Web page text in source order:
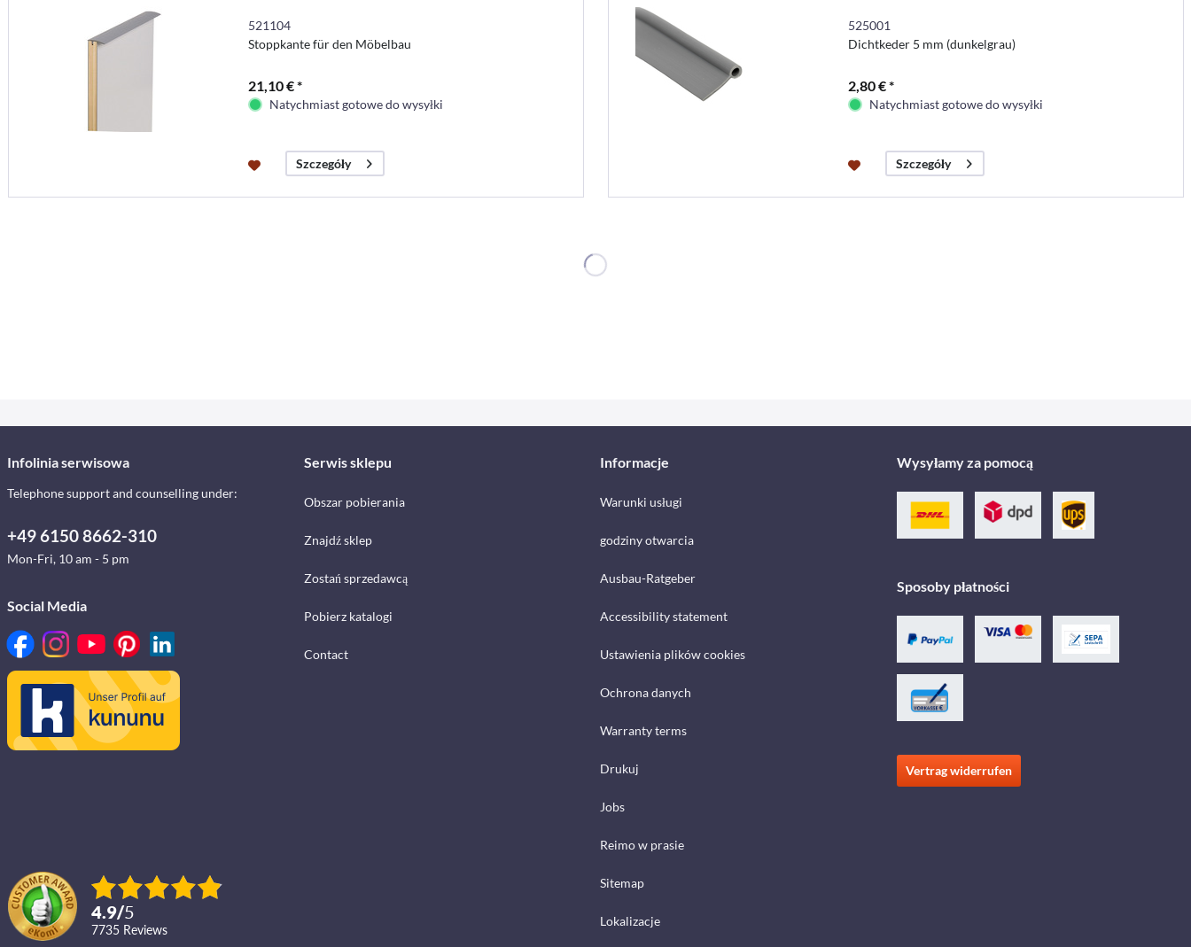
521104
Stoppkante für den Möbelbau
21,10 € *
Natychmiast gotowe do wysyłki
Szczegóły
525001
Dichtkeder 5 mm (dunkelgrau)
2,80 € *
Natychmiast gotowe do wysyłki
Szczegóły
Infolinia serwisowa
Telephone support and counselling under:
+49 6150 8662-310
Mon-Fri, 10 am - 5 pm
Social Media
4.9/5
7735 reviews
Serwis sklepu
Obszar pobierania
Znajdź sklep
Zostań sprzedawcą
Pobierz katalogi
Contact
Informacje
Warunki usługi
godziny otwarcia
Ausbau-Ratgeber
Accessibility statement
Ustawienia plików cookies
Ochrona danych
Warranty terms
Drukuj
Jobs
Reimo w prasie
Sitemap
Lokalizacje
Wysyłamy za pomocą
Sposoby płatności
Vertrag widerrufen